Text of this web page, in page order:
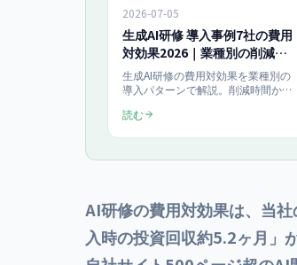
2026-07-05
生成AI研修 導入事例7社の費用
対効果2026｜業種別の削減時
間とROI回収月数を公開
生成AI研修の費用対効果を業種別の
導入パターンで解説。削減時間から
造・小売・士業・建設など7業種の
読む
AI研修の費用対効果は、当
入時の投資回収約5.2ヶ月」